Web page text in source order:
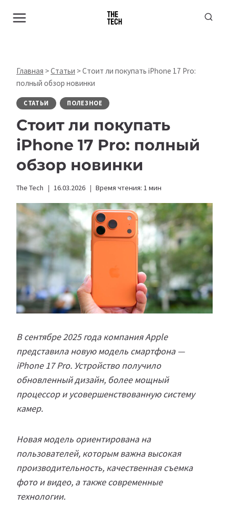
Главная >Статьи >Стоит ли покупать iPhone 17 Pro:
полный обзор новинки
СТАТЬИ ПОЛЕЗНОЕ
Стоит ли покупать
iPhone 17 Pro: полный
обзор новинки
The Tech 16.03.2026 Время чтения: 1 мин
В сентябре 2025 года компания Apple
представила новую модель смартфона —
iPhone 17 Pro. Устройство получило
обновленный дизайн, более мощный
процессор и усовершенствованную систему
камер.
Новая модель ориентирована на
пользователей, которым важна высокая
производительность, качественная съемка
фото и видео, а также современные
технологии.